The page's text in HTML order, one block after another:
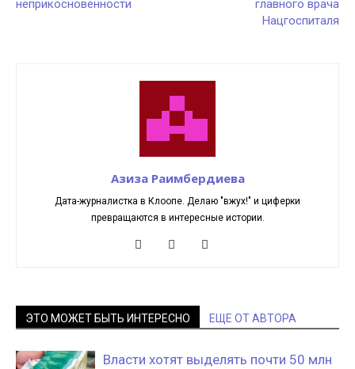
неприкосновенности
главного врача
Нацгоспиталя
Азиза Раимбердиева
Дата-журналистка в Клоопе. Делаю "вжух!" и циферки
превращаются в интересные истории.
ЭТО МОЖЕТ БЫТЬ ИНТЕРЕСНО ЕЩЕ ОТ АВТОРА
Власти хотят выделять почти 50 млн